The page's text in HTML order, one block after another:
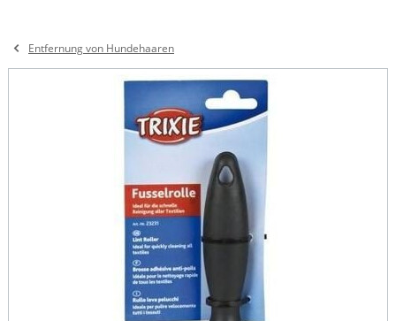
Entfernung von Hundehaaren